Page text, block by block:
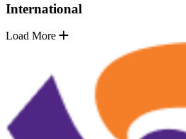
International
Load More